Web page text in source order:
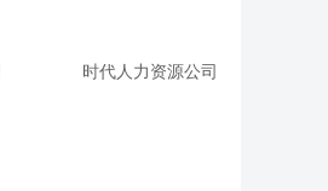
时代人力资源公司